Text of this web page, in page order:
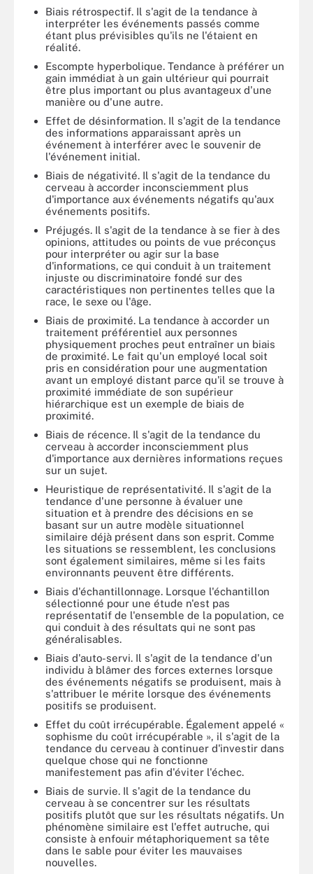
Biais rétrospectif. Il s'agit de la tendance à
interpréter les événements passés comme
étant plus prévisibles qu'ils ne l'étaient en
réalité.
Escompte hyperbolique. Tendance à préférer un
gain immédiat à un gain ultérieur qui pourrait
être plus important ou plus avantageux d'une
manière ou d'une autre.
Effet de désinformation. Il s'agit de la tendance
des informations apparaissant après un
événement à interférer avec le souvenir de
l'événement initial.
Biais de négativité. Il s'agit de la tendance du
cerveau à accorder inconsciemment plus
d'importance aux événements négatifs qu'aux
événements positifs.
Préjugés. Il s'agit de la tendance à se fier à des
opinions, attitudes ou points de vue préconçus
pour interpréter ou agir sur la base
d'informations, ce qui conduit à un traitement
injuste ou discriminatoire fondé sur des
caractéristiques non pertinentes telles que la
race, le sexe ou l'âge.
Biais de proximité. La tendance à accorder un
traitement préférentiel aux personnes
physiquement proches peut entraîner un biais
de proximité. Le fait qu'un employé local soit
pris en considération pour une augmentation
avant un employé distant parce qu'il se trouve à
proximité immédiate de son supérieur
hiérarchique est un exemple de biais de
proximité.
Biais de récence. Il s'agit de la tendance du
cerveau à accorder inconsciemment plus
d'importance aux dernières informations reçues
sur un sujet.
Heuristique de représentativité. Il s'agit de la
tendance d'une personne à évaluer une
situation et à prendre des décisions en se
basant sur un autre modèle situationnel
similaire déjà présent dans son esprit. Comme
les situations se ressemblent, les conclusions
sont également similaires, même si les faits
environnants peuvent être différents.
Biais d'échantillonnage. Lorsque l'échantillon
sélectionné pour une étude n'est pas
représentatif de l'ensemble de la population, ce
qui conduit à des résultats qui ne sont pas
généralisables.
Biais d'auto-servi. Il s'agit de la tendance d'un
individu à blâmer des forces externes lorsque
des événements négatifs se produisent, mais à
s'attribuer le mérite lorsque des événements
positifs se produisent.
Effet du coût irrécupérable. Également appelé «
sophisme du coût irrécupérable », il s'agit de la
tendance du cerveau à continuer d'investir dans
quelque chose qui ne fonctionne
manifestement pas afin d'éviter l'échec.
Biais de survie. Il s'agit de la tendance du
cerveau à se concentrer sur les résultats
positifs plutôt que sur les résultats négatifs. Un
phénomène similaire est l'effet autruche, qui
consiste à enfouir métaphoriquement sa tête
dans le sable pour éviter les mauvaises
nouvelles.